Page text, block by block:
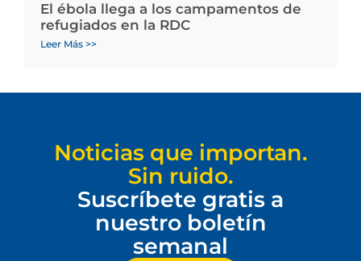
El ébola llega a los campamentos de
refugiados en la RDC
Leer Más >>
Noticias que importan.
Sin ruido.
Suscríbete gratis a
nuestro boletín
semanal